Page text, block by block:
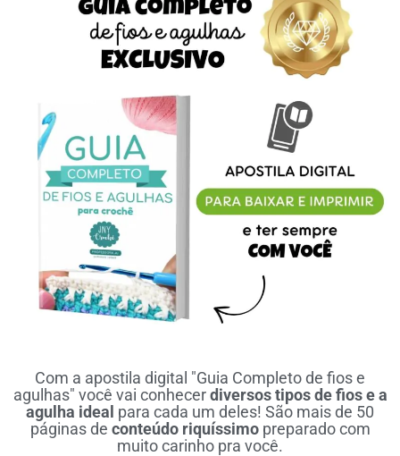
Com a apostila digital "Guia Completo de fios e
agulhas" você vai conhecerdiversos tipos de fios e a
agulha ideal para cada um deles! São mais de 50
páginas de conteúdo riquíssimopreparado com
muito carinho pra você.